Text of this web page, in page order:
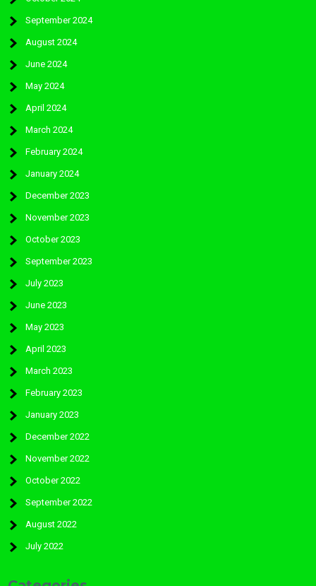
September 2024
August 2024
June 2024
May 2024
April 2024
March 2024
February 2024
January 2024
December 2023
November 2023
October 2023
September 2023
July 2023
June 2023
May 2023
April 2023
March 2023
February 2023
January 2023
December 2022
November 2022
October 2022
September 2022
August 2022
July 2022